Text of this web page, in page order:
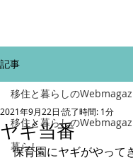
記事
移住と暮らしの
暮らし
移住と暮らしの
ヤギ当番
2021年9月22日 読了時間: 1分
保育園にヤギがやって